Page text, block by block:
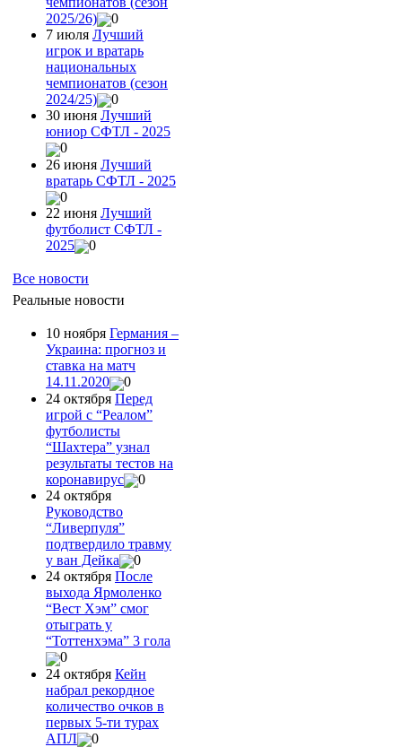
2025/26)
0
7 июля Лучший
игрок и вратарь
национальных
чемпионатов (сезон
2024/25)
0
30 июня Лучший
юниор СФТЛ - 2025
0
26 июня Лучший
вратарь СФТЛ - 2025
0
22 июня Лучший
футболист СФТЛ -
2025
0
Все новости
Реальные новости
10 ноября Германия –
Украина: прогноз и
ставка на матч
14.11.2020
0
24 октября Перед
игрой с “Реалом”
футболисты
“Шахтера” узнал
результаты тестов на
коронавирус
0
24 октября
Руководство
“Ливерпуля”
подтвердило травму
у ван Дейка
0
24 октября После
выхода Ярмоленко
“Вест Хэм” смог
отыграть у
“Тоттенхэма” 3 гола
0
24 октября Кейн
набрал рекордное
количество очков в
первых 5-ти турах
АПЛ
0